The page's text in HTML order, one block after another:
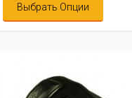
Выбрать Опции